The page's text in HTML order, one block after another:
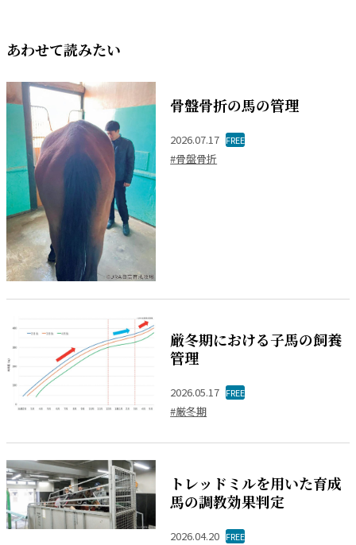
あわせて読みたい
骨盤骨折の馬の管理
2026.07.17 FREE
#骨盤骨折
厳冬期における子馬の飼養
管理
2026.05.17 FREE
#厳冬期
トレッドミルを用いた育成
馬の調教効果判定
2026.04.20 FREE